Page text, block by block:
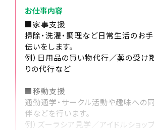
訪問業務
お仕事内容
■家事支援
掃除・洗濯・調理など日常生活のお手
伝いをします。
例）日用品の買い物代行／薬の受け
りの代行など
■移動支援
通勤通学・サークル活動や趣味への同
伴などを行います。
例）ズーラシア見学／アイドルショッ